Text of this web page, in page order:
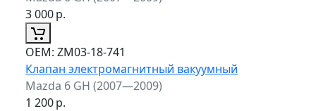
3 000р.
ОЕМ: ZM03-18-741
Клапан электромагнитный вакуумный
Mazda 6 GH (2007—2009)
1 200р.